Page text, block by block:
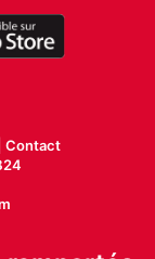
Contact